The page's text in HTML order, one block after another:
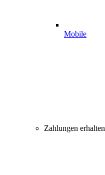
Mobile
Zahlungen erhalten